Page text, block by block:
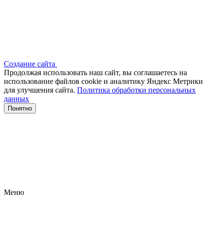
Создание сайта
Продолжая использовать наш сайт, вы соглашаетесь на
использование файлов сооkіе и аналитику Яндекс Метрики
для улучшения сайта. Политика обработки персональных
данных
Понятно
Меню